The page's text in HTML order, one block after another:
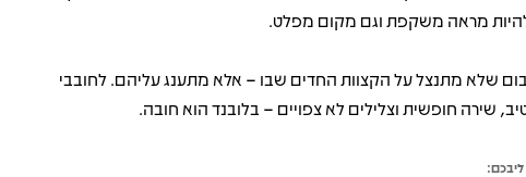
מראה משקפת וגם מקום מפלט.
שלא מתנצל על הקצוות החדים שבו – אלא מתענג עליהם. לחובבי
שירה חופשית וצלילים לא צפויים – בלובנד הוא חובה.